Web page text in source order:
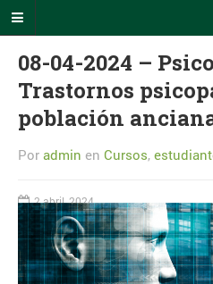
INTECCA Comunicación
En este portal podrás seguir todas
con el uso de la plataforma AVIP o
eventos de interés en los que
participa INTECCA.
RSS INTECCA
08-04-2024 –
Trastornos
población
Por admin en Cursos,
2 abril, 2024